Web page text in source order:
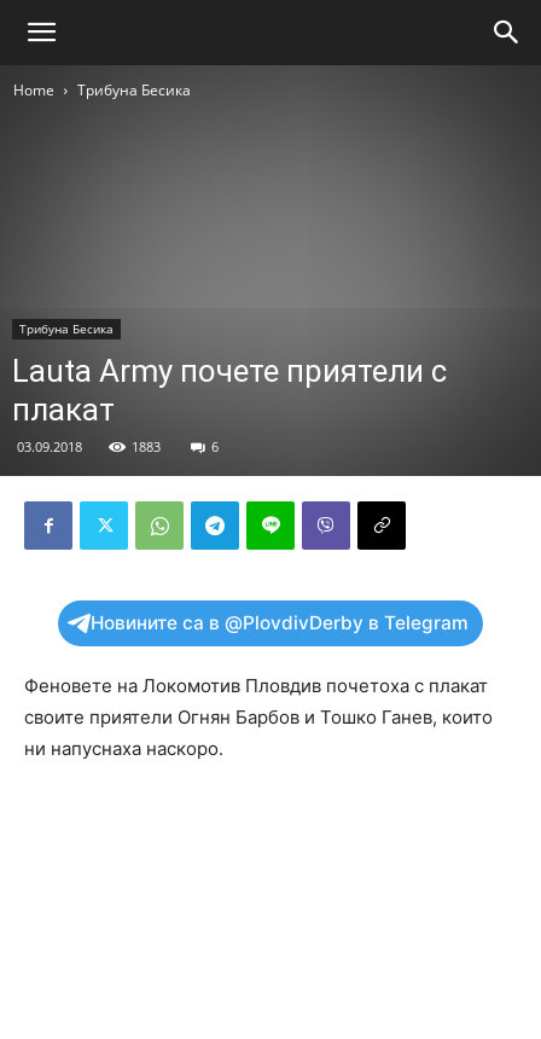
Home Трибуна Бесика
Трибуна Бесика
Lauta Army почете приятели с
плакат
03.09.2018 1883 6
Новините са в @PlovdivDerby в Telegram
Феновете на Локомотив Пловдив почетоха с плакат
своите приятели Огнян Барбов и Тошко Ганев, които
ни напуснаха наскоро.